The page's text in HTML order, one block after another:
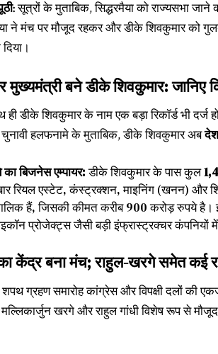
सूत्रों के मुताबिक, सिद्धरमैया को राज्यसभा
ने मंच पर मौजूद रहकर और डीके शिवकुमार को
बने डीके शिवकुमार: जानिए
डीके शिवकुमार के नाम एक बड़ा रिकॉर्ड भी दर्ज
चुनावी हलफनामे के मुताबिक, डीके शिवकुमार अब
बिजनेस एम्पायर:डीके शिवकुमार के पास कुल
रियल एस्टेट, कंस्ट्रक्शन, माइनिंग (खनन) और
हैं, जिसकी कीमत करीब 900 करोड़ रुपये है।
प्रोजेक्ट्स जैसी बड़ी इंफ्रास्ट्रक्चर कंपनियों में
का केंद्र बना मंच; राहुल-खरगे समेत कई
ग्रहण समारोह कांग्रेस और विपक्षी दलों की
खरगे और राहुल गांधी विशेष रूप से